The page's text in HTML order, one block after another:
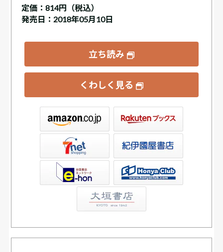
定価： 814円（税込）
発売日：2018年05月10日
立ち読み
くわしく見る
書店ウェブストア